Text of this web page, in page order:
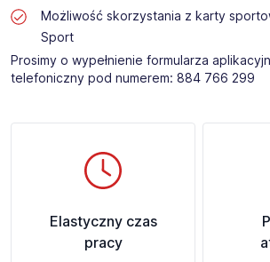
Możliwość skorzystania z karty
Sport
Prosimy o wypełnienie formularza
telefoniczny pod numerem: 884 766 299​
Elastyczny czas
pracy